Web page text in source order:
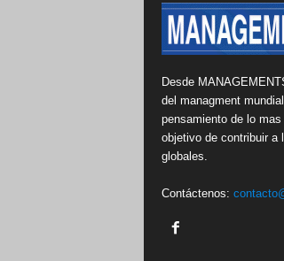
Desde
del managment
pensamiento de lo
objetivo de contribuir a
globales.
Contáctenos: